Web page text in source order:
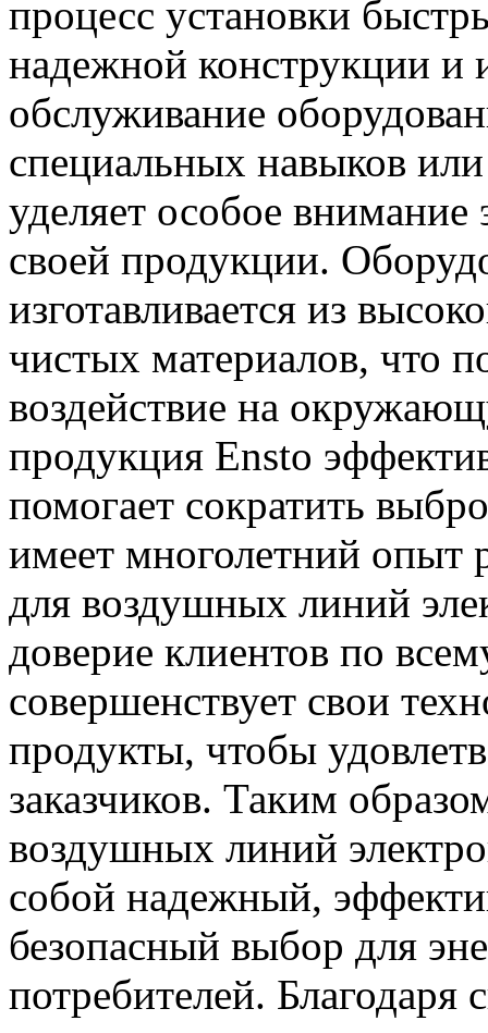
процесс установки
надежной конструкции и
обслуживание
специальных навыков
уделяет особое внимание
своей продукции.
изготавливается из
чистых материалов, что
воздействие на
продукция Ensto
помогает сократить
имеет многолетний опыт
для воздушных линий
доверие клиентов по
совершенствует свои
продукты, чтобы
заказчиков. Таким
воздушных линий
собой надежный,
безопасный выбор для
потребителей.